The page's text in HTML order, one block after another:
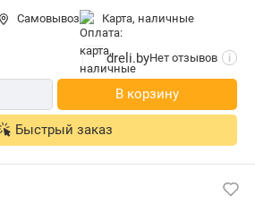
Самовывоз карта, наличные
dreli.byНет отзывов i
В корзину
Быстрый заказ